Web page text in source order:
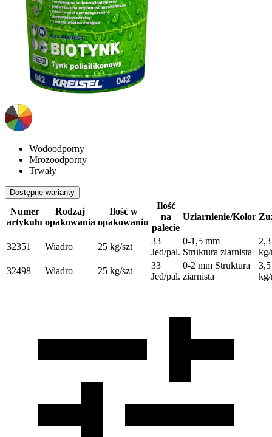
Wodoodporny
Mrozoodporny
Trwały
Dostępne warianty
Numer
artykułu
Rodzaj
opakowania
Ilość w
opakowaniu
Ilość
na
palecie
Uziarnienie/Kolor
32351 Wiadro 25 kg/szt
33
Jed/pal.
0-1,5 mm
Struktura ziarnista
2,3
kg/
32498
Wiadro 25 kg/szt
33
Jed/pal.
0-2 mm Struktura
ziarnista
3,5
kg/